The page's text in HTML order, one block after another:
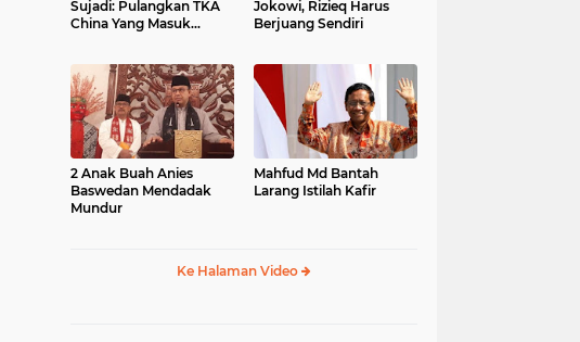
Sujadi: Pulangkan TKA
China Yang Masuk
Jokowi, Rizieq Harus
Berjuang Sendiri
2 Anak Buah Anies
Baswedan Mendadak
Mundur
Mahfud Md Bantah
Larang Istilah Kafir
Ke Halaman Video